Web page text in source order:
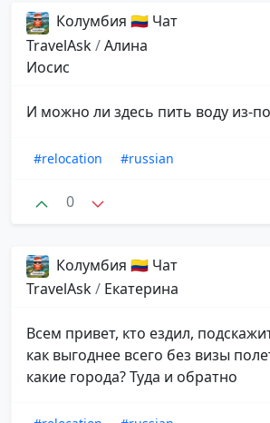
Колумбия 🇨🇴 Чат
TravelAsk/Алина
Иосис
И можно ли здесь пить воду из-
#relocation #russian
0
Колумбия 🇨🇴 Чат
TravelAsk/ Екатерина
Всем привет, кто ездил,
как выгоднее всего без визы
какие города? Туда и обратно